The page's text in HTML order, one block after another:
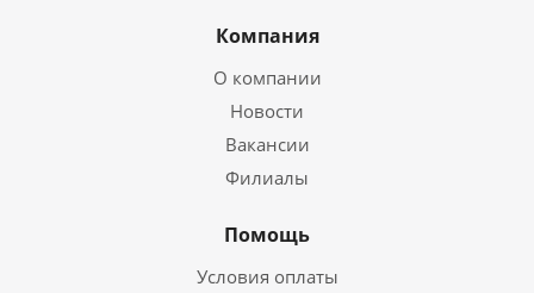
Компания
О компании
Новости
Вакансии
Филиалы
Помощь
Условия оплаты